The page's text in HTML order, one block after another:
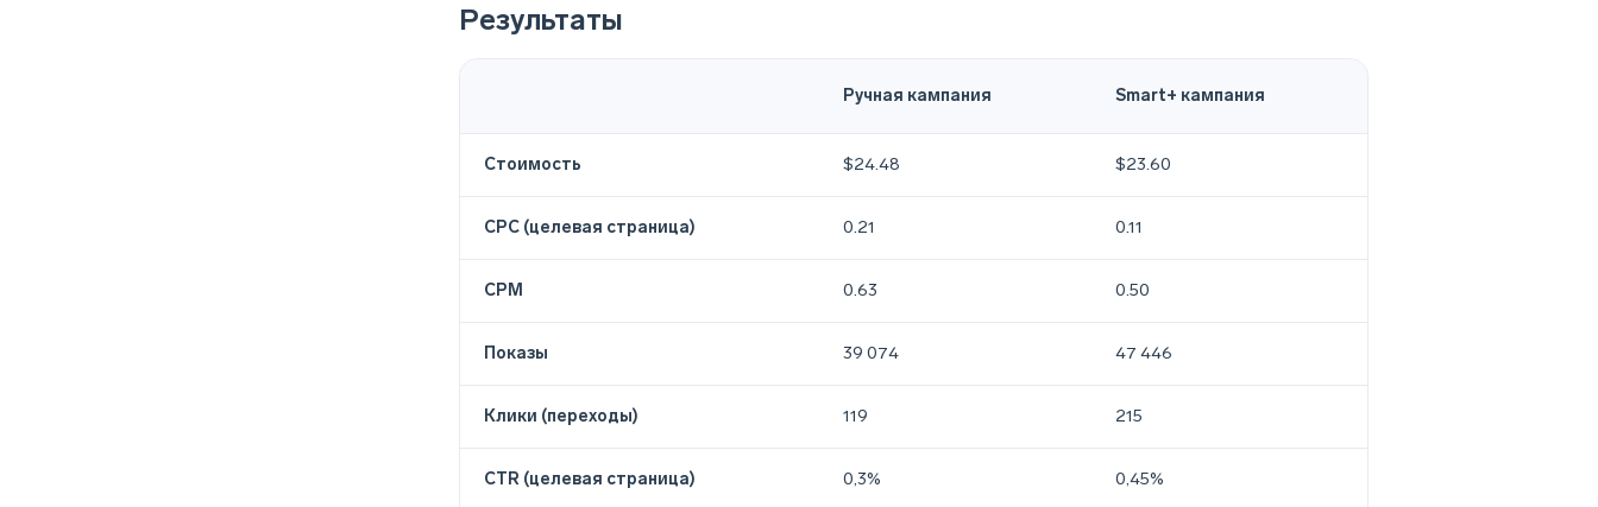
Результаты
Ручная кампания Smart+ кампания
Стоимость $24.48 $23.60
CPC (целевая страница) 0.21 0.11
CPM 0.63 0.50
Показы 39 074 47 446
Клики (переходы) 119 215
CTR (целевая страница) 0,3% 0,45%